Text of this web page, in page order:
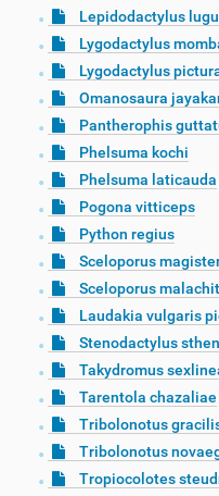
Lepidodactylus
Lygodactylus
Lygodactylus
Omanosaura
Pantherophis
Phelsuma kochi
Phelsuma laticauda
Pogona vitticeps
Python regius
Sceloporus
Sceloporus
Laudakia vulgaris
Stenodactylus
Takydromus
Tarentola chazaliae
Tribolonotus
Tribolonotus
Tropiocolotes